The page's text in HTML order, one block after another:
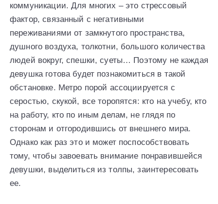
коммуникации. Для многих – это стрессовый
фактор, связанный с негативными
переживаниями от замкнутого пространства,
душного воздуха, толкотни, большого количества
людей вокруг, спешки, суеты… Поэтому не каждая
девушка готова будет познакомиться в такой
обстановке. Метро порой ассоциируется с
серостью, скукой, все торопятся: кто на учебу, кто
на работу, кто по иным делам, не глядя по
сторонам и отгородившись от внешнего мира.
Однако как раз это и может поспособствовать
тому, чтобы завоевать внимание понравившейся
девушки, выделиться из толпы, заинтересовать
ее.